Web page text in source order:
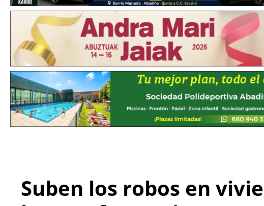
Suben los robos en